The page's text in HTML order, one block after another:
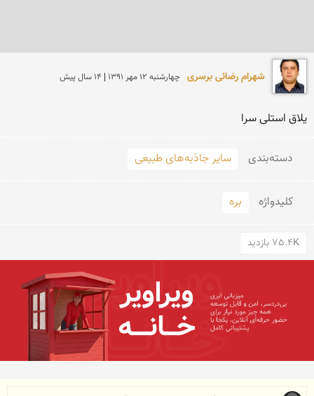
شهرام رضائی برسری چهارشنبه 12 مهر 1391 | 14 سال پیش
یلاق استلی سرا
دسته‌بندی سایر جاذبه‌های طبیعی
کلید‌واژه بره
75.4K بازدید